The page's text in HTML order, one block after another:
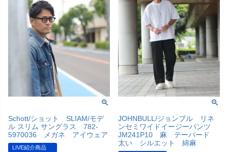
Schott/ショット SLIAM/モデ
ル スリム サングラス 782-
5970036 メガネ アイウェア
LIVE紹介商品
JOHNBULL/ジョンブル リネ
ンセミワイドイージーパンツ
JM241P10 麻 テーパード
太い シルエット 綿麻